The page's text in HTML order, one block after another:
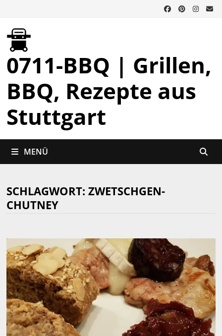
Inhalt
0711-BBQ | Grillen,
BBQ, Rezepte aus
Stuttgart
MENÜ
SCHLAGWORT: ZWETSCHGEN-
CHUTNEY